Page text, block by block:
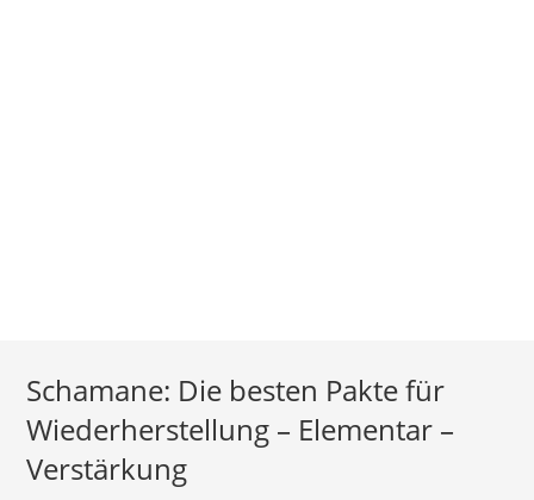
Schamane: Die besten Pakte für
Wiederherstellung – Elementar –
Verstärkung